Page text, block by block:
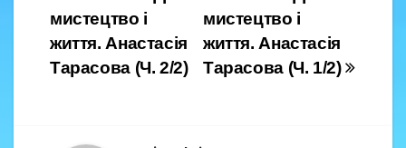
b
o
o
a
m
записів
мистецтво і
життя. Анастасія
Тарасова (Ч. 1/2)
мистецтво і
життя. Анастасія
Тарасова (Ч. 2/2)